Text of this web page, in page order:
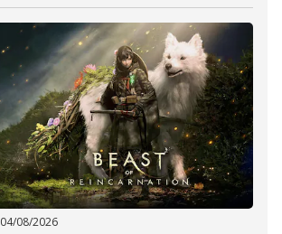
04/08/2026